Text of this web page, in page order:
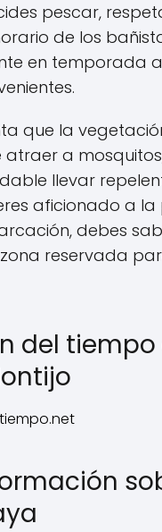
pescar,
de los
en temporada
que la
atraer a
llevar
aficionado a la
debes
reservada
del tiempo